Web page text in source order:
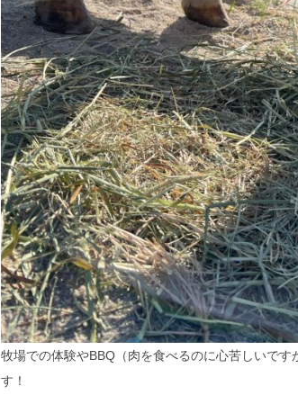
牧場での体験やBBQ（肉を食べるのに心苦しいで
す！